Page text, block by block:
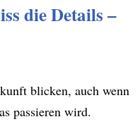
die Details –
blicken, auch wenn
passieren wird.